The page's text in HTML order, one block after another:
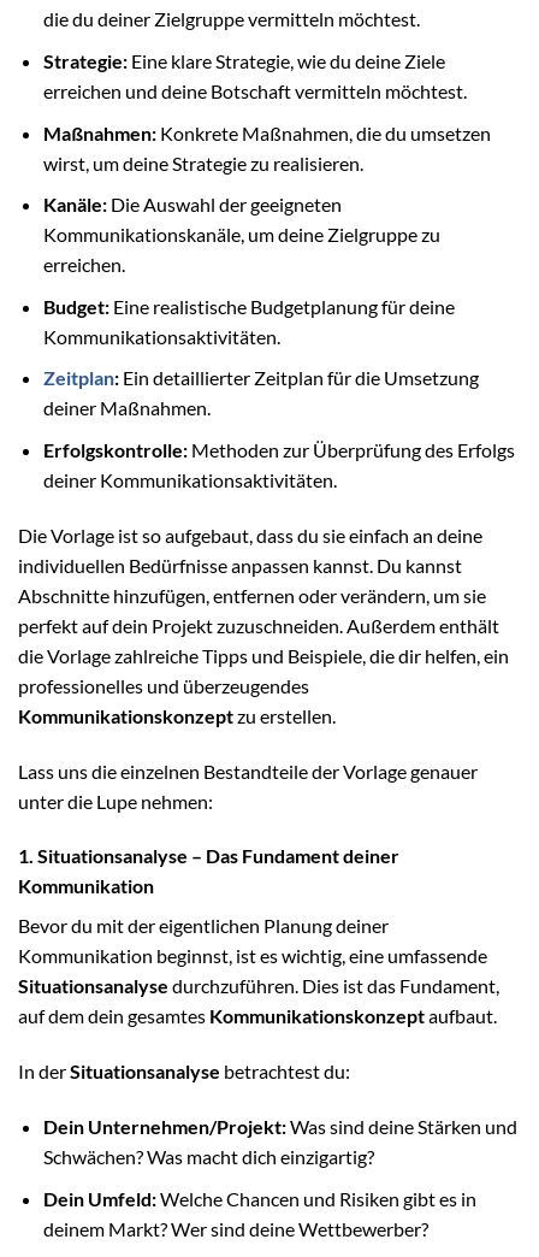
die du deiner Zielgruppe vermitteln möchtest.
Strategie:Eine klare Strategie, wie du deine Ziele
erreichen und deine Botschaft vermitteln möchtest.
Maßnahmen:Konkrete Maßnahmen, die du umsetzen
wirst, um deine Strategie zu realisieren.
Kanäle:Die Auswahl der geeigneten
Kommunikationskanäle, um deine Zielgruppe zu
erreichen.
Budget:Eine realistische Budgetplanung für deine
Kommunikationsaktivitäten.
Zeitplan:Ein detaillierter Zeitplan für die Umsetzung
deiner Maßnahmen.
Erfolgskontrolle:Methoden zur Überprüfung des Erfolgs
deiner Kommunikationsaktivitäten.
Die Vorlage ist so aufgebaut, dass du sie einfach an deine
individuellen Bedürfnisse anpassen kannst. Du kannst
Abschnitte hinzufügen, entfernen oder verändern, um sie
perfekt auf dein Projekt zuzuschneiden. Außerdem enthält
die Vorlage zahlreiche Tipps und Beispiele, die dir helfen, ein
professionelles und überzeugendes
Kommunikationskonzeptzu erstellen.
Lass uns die einzelnen Bestandteile der Vorlage genauer
unter die Lupe nehmen:
1. Situationsanalyse – Das Fundament deiner
Kommunikation
Bevor du mit der eigentlichen Planung deiner
Kommunikation beginnst, ist es wichtig, eine umfassende
Situationsanalyse durchzuführen. Dies ist das Fundament,
auf dem dein gesamtes Kommunikationskonzeptaufbaut.
In derSituationsanalyse betrachtest du:
Dein Unternehmen/Projekt:Was sind deine Stärken und
Schwächen? Was macht dich einzigartig?
Dein Umfeld:Welche Chancen und Risiken gibt es in
deinem Markt? Wer sind deine Wettbewerber?